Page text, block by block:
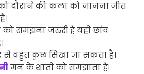
दौराने की कला को जानना जीत
को समझना जरुरी है यही छांव
से वहुत कुछ सिखा जा सकता है।
मन के शांती को समझाता है।